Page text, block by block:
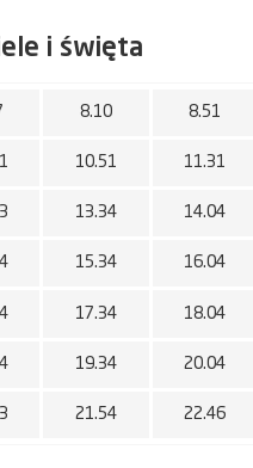
i święta
8.10 8.51
10.51 11.31
13.34 14.04
15.34 16.04
17.34 18.04
19.34 20.04
21.54 22.46